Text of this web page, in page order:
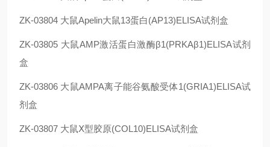
ZK-03804 大鼠Apelin大鼠13蛋白(AP13)ELISA试剂盒
ZK-03805 大鼠AMP激活蛋白激酶β1(PRKAβ1)ELISA试剂
盒
ZK-03806 大鼠AMPA离子能谷氨酸受体1(GRIA1)ELISA试
剂盒
ZK-03807 大鼠Ⅹ型胶原(COL10)ELISA试剂盒